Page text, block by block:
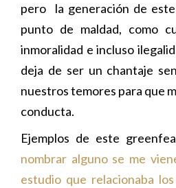
pero la generación de este
punto de maldad, como
inmoralidad e incluso
deja de ser un chantaje
nuestros temores para que
conducta.
Ejemplos de este
nombrar alguno se me
estudio que relacionaba